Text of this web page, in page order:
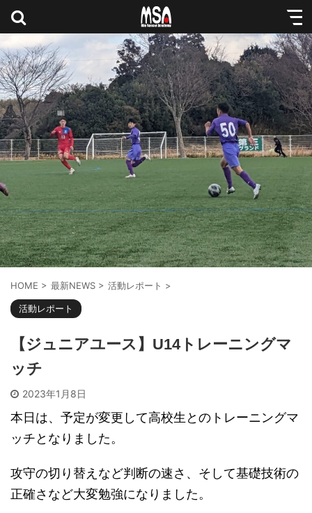
HOME > 最新NEWS > 活動レポート >
活動レポート
【ジュニアユース】U14トレーニングマ
ッチ
2023年1月8日
本日は、予定が変更して高校生とのトレーニングマ
ッチとなりました。
攻守の切り替えなど判断の速さ、そして基礎技術の
正確さなど大変勉強になりました。